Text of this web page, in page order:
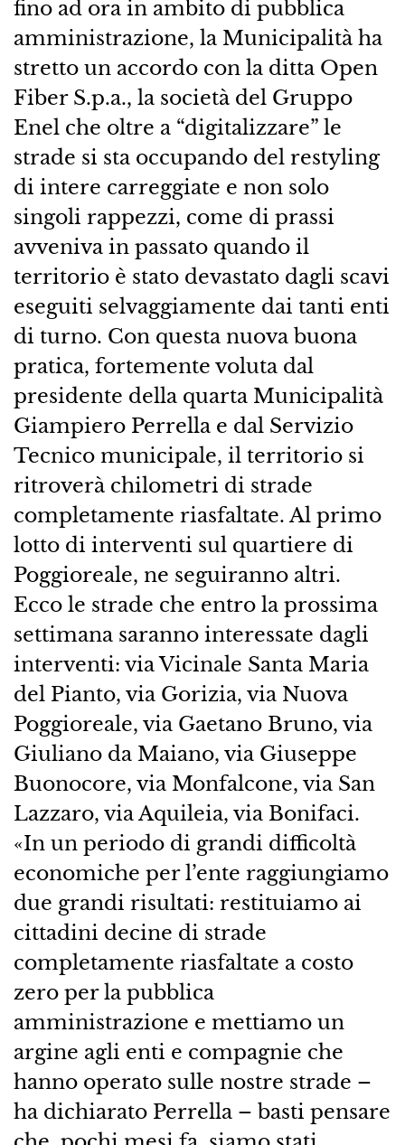
fino ad ora in ambito di pubblica
amministrazione, la Municipalità ha
stretto un accordo con la ditta Open
Fiber S.p.a., la società del Gruppo
Enel che oltre a “digitalizzare” le
strade si sta occupando del restyling
di intere carreggiate e non solo
singoli rappezzi, come di prassi
avveniva in passato quando il
territorio è stato devastato dagli scavi
eseguiti selvaggiamente dai tanti enti
di turno. Con questa nuova buona
pratica, fortemente voluta dal
presidente della quarta Municipalità
Giampiero Perrella e dal Servizio
Tecnico municipale, il territorio si
ritroverà chilometri di strade
completamente riasfaltate. Al primo
lotto di interventi sul quartiere di
Poggioreale, ne seguiranno altri.
Ecco le strade che entro la prossima
settimana saranno interessate dagli
interventi: via Vicinale Santa Maria
del Pianto, via Gorizia, via Nuova
Poggioreale, via Gaetano Bruno, via
Giuliano da Maiano, via Giuseppe
Buonocore, via Monfalcone, via San
Lazzaro, via Aquileia, via Bonifaci.
«In un periodo di grandi difficoltà
economiche per l’ente raggiungiamo
due grandi risultati: restituiamo ai
cittadini decine di strade
completamente riasfaltate a costo
zero per la pubblica
amministrazione e mettiamo un
argine agli enti e compagnie che
hanno operato sulle nostre strade –
ha dichiarato Perrella – basti pensare